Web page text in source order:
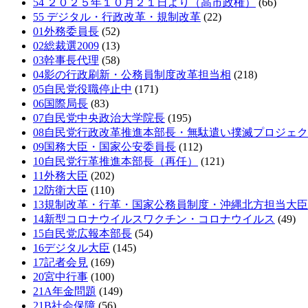
54 ２０２５年１０月２１日より（高市政権）
(66)
55 デジタル・行政改革・規制改革 (22)
01外務委員長 (52)
02総裁選2009 (13)
03幹事長代理 (58)
04影の行政刷新・公務員制度改革担当相 (218)
05自民党役職停止中 (171)
06国際局長 (83)
07自民党中央政治大学院長 (195)
08自民党行政改革推進本部長・無駄遣い撲滅プロジェク
09国務大臣・国家公安委員長 (112)
10自民党行革推進本部長（再任）
(121)
11外務大臣 (202)
12防衛大臣 (110)
13規制改革・行革・国家公務員制度・沖縄北方担当大臣
14新型コロナウイルスワクチン・コロナウイルス (49)
15自民党広報本部長 (54)
16デジタル大臣 (145)
17記者会見 (169)
20宮中行事 (100)
21A年金問題 (149)